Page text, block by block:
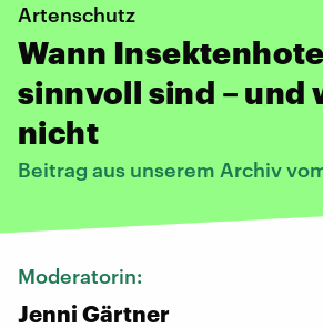
Artenschutz
Wann
sinnvoll sind – und
nicht
Beitrag aus unserem Archiv
Moderatorin:
Jenni Gärtner